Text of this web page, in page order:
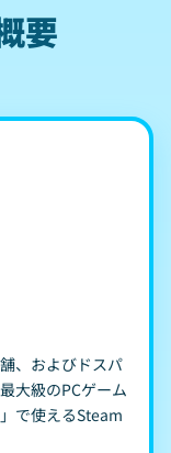
要
、およびドスパ
大級のPCゲーム
で使えるSteam